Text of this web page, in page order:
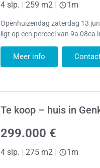
4 slp. | 259 m2 | 1m
Openhuizendag zaterdag 13
ligt op een perceel van 9a 08ca
Meer info
Te koop – huis in
299.000 €
4 slp. 275 m2 1m